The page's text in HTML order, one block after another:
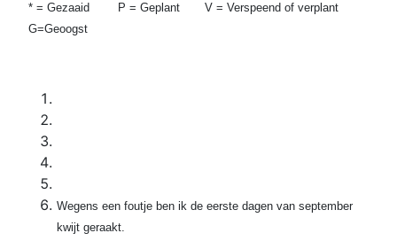
* = Gezaaid P = Geplant V = Verspeend of verplant
G=Geoogst
Wegens een foutje ben ik de eerste dagen van september
kwijt geraakt.